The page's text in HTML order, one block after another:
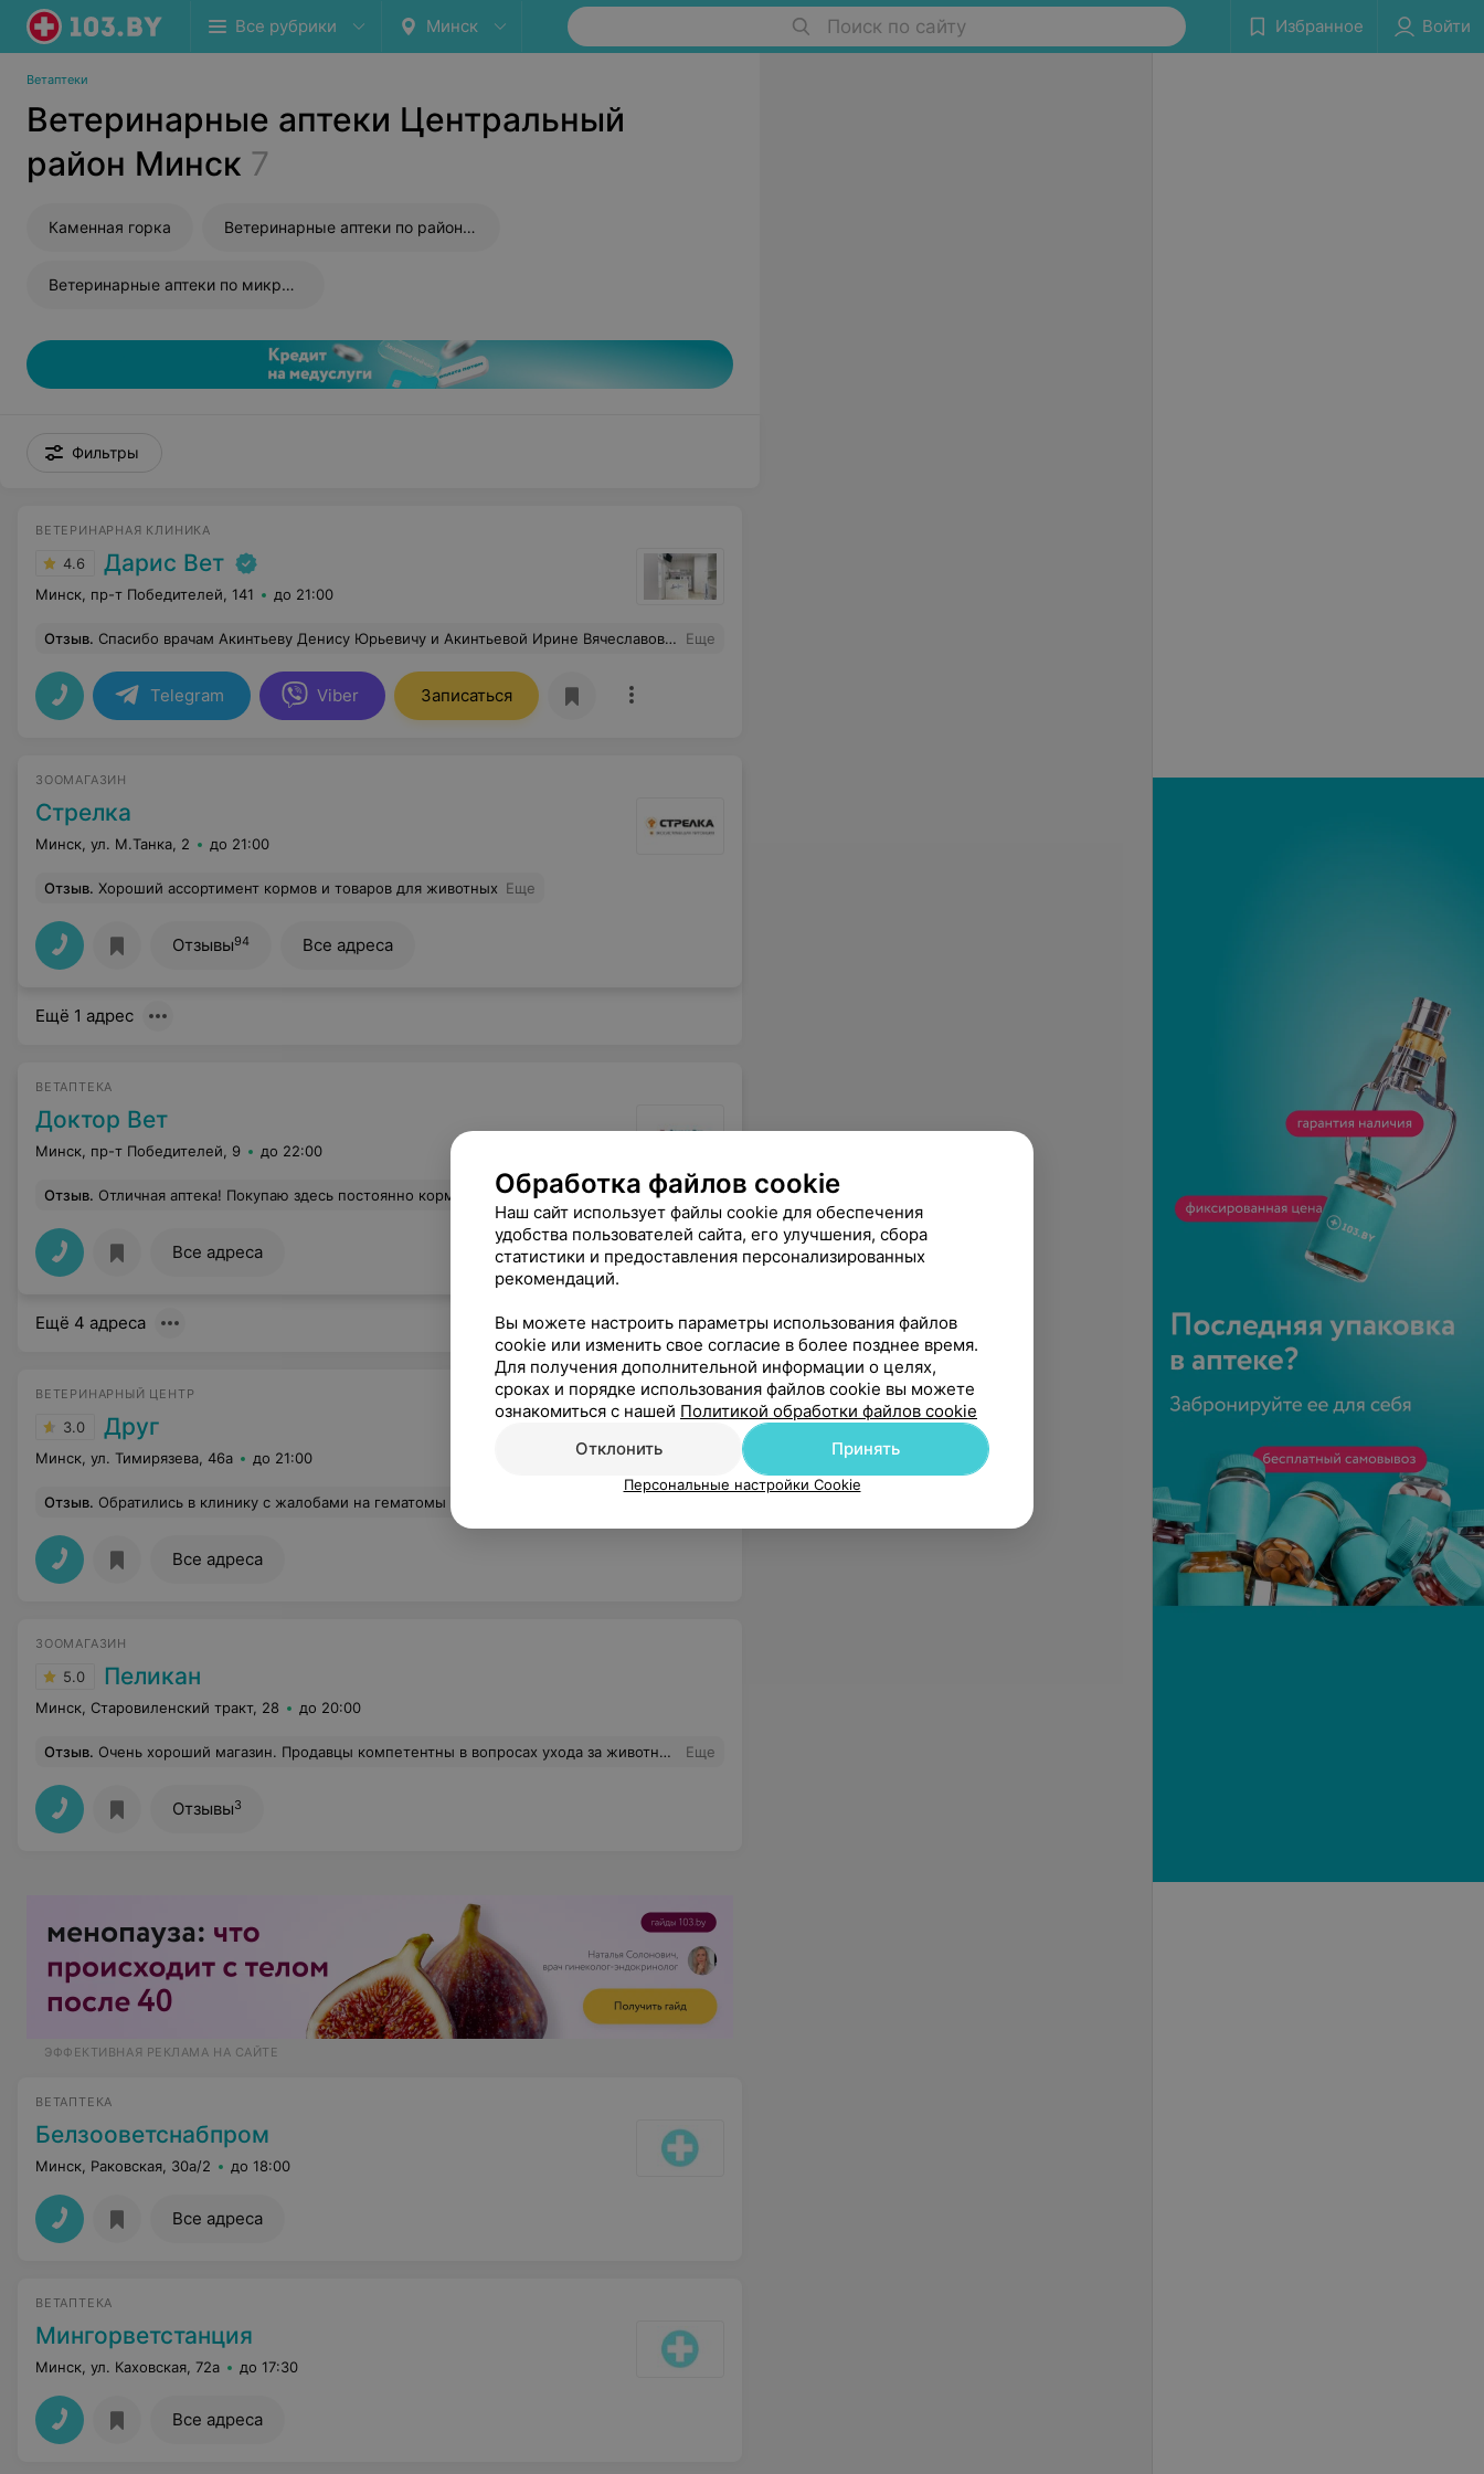
Все рубрики Минск Поиск по сайту Избранное Войти
Ветаптеки
Ветеринарные аптеки Центральный
район Минск 7
Каменная горка Ветеринарные аптеки по районам Минска
Ветеринарные аптеки по микрорайонам Минска
Фильтры
ВЕТЕРИНАРНАЯ КЛИНИКА
4.6 Дарис Вет
Минск, пр-т Победителей, 141 до 21:00
Отзыв. Спасибо врачам Акинтьеву Денису Юрьевичу и Акинтьевой Ирине Вячеславовне за высокий профессионализм, внимательное отношение и искреннюю заботу о нашей кошечке. Денис Юрьевич подробно и доступно объясняет все нюансы, тщательно разбирается в диагнозе, не навязывает лишних процедур и предлагает только действительно необходимые обследования и лечение. Видно, что для него на первом месте здоровье и жизнь животного. Ирина Вячеславовна проводит диагностику очень аккуратно и бережно, стараясь минимизировать стресс для питомца, что крайне важно. Отдельно хочется отметить, что врачи не торопят с принятием решений и не запугивают возможными диагнозами — это особенно ценно для владельцев, переживающих за своих любимцев. В клинике комфортная и организованная атмосфера: прием строго по записи, без очередей, чистота и порядок на высоком уровне. Это та самая клиника, которую мы долго искали! Еще
Telegram Viber Записаться
ЗООМАГАЗИН
Стрелка
Минск, ул. М.Танка, 2 до 21:00
Отзыв. Хороший ассортимент кормов и товаров для животных Еще
Отзывы94 Все адреса
Ещё 1 адрес
ВЕТАПТЕКА
Доктор Вет
Минск, пр-т Победителей, 9 до 22:00
Отзыв. Отличная аптека! Покупаю здесь постоянно корм и препараты своим собаке и котику! Персонал всегда доброжелательный и отзывчивый, всегда поможет с выбором. Ветврачу Елене огромное спасибо за идеально подобранный корм для моей собаки, ест с удовольствием и вес не набирает) Еще
Все адреса
Ещё 4 адреса
ВЕТЕРИНАРНЫЙ ЦЕНТР
3.0 Друг
Минск, ул. Тимирязева, 46а до 21:00
Отзыв. Обратились в клинику с жалобами на гематомы у собачки. Диагноз отравление крысиным ядом. Врач отправила нас умирать! Хотя у собаки ещё не было даже кровотечения органов. Сказала это не лечится и даже стационар нам не поможет. На мой вопрос так, что делать, ждать когда он умрет, ответила: «как бы это не печально, но да»! Слава богу обратились в другую клинику и мой песик уже дома жив и здоров. Когда узнала, что я все же повезу в клинику со стационаром, ее лишь волновали бумажки анализов и то что она верно поставила диагноз! Я просто в шоке! НЕ РЕКОМЕНДУЮ!
Все адреса
ЗООМАГАЗИН
5.0 Пеликан
Минск, Старовиленский тракт, 28 до 20:00
Отзыв. Очень хороший магазин. Продавцы компетентны в вопросах ухода за животными и ветеринарии. Очень хорошая аквариумистика. Мне всегда ответят на мои вопросы и проконсультируют. Ставлю 10 баллов. Ходила и буду ходить. Еще
Отзывы3
ЭФФЕКТИВНАЯ РЕКЛАМА НА САЙТЕ
ВЕТАПТЕКА
Белзооветснабпром
Минск, Раковская, 30а/2 до 18:00
Все адреса
ВЕТАПТЕКА
Мингорветстанция
Минск, ул. Каховская, 72а до 17:30
Все адреса
Обработка файлов cookie
Наш сайт использует файлы cookie для обеспечения
удобства пользователей сайта, его улучшения, сбора
статистики и предоставления персонализированных
рекомендаций.
Вы можете настроить параметры использования файлов
cookie или изменить свое согласие в более позднее время.
Для получения дополнительной информации о целях,
сроках и порядке использования файлов cookie вы можете
ознакомиться с нашей Политикой обработки файлов cookie
Отклонить
Принять
Персональные настройки Cookie